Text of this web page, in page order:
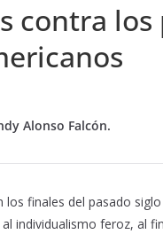
contra los
Alonso Falcón.
finales del pasado
individualismo feroz, al